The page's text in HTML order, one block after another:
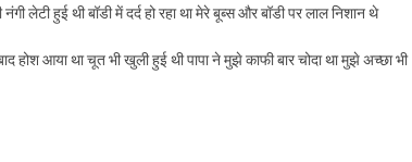
नंगी लेटी हुई थी बॉडी में दर्द हो रहा था मेरे बूब्स और बॉडी पर लाल निशान थे
होश आया था चूत भी खुली हुई थी पापा ने मुझे काफी बार चोदा था मुझे अच्छा भी